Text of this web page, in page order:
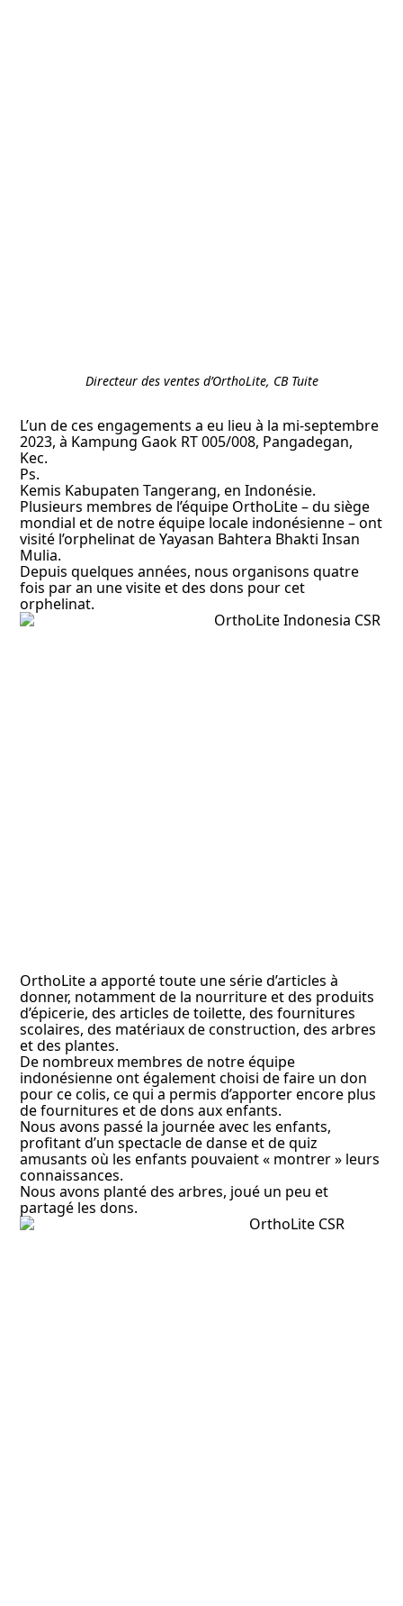
Directeur des ventes d’OrthoLite, CB Tuite
L’un de ces engagements a eu lieu à la mi-septembre
2023, à Kampung Gaok RT 005/008, Pangadegan,
Kec.
Ps.
Kemis Kabupaten Tangerang, en Indonésie.
Plusieurs membres de l’équipe OrthoLite – du siège
mondial et de notre équipe locale indonésienne – ont
visité l’orphelinat de Yayasan Bahtera Bhakti Insan
Mulia.
Depuis quelques années, nous organisons quatre
fois par an une visite et des dons pour cet
orphelinat.
OrthoLite a apporté toute une série d’articles à
donner, notamment de la nourriture et des produits
d’épicerie, des articles de toilette, des fournitures
scolaires, des matériaux de construction, des arbres
et des plantes.
De nombreux membres de notre équipe
indonésienne ont également choisi de faire un don
pour ce colis, ce qui a permis d’apporter encore plus
de fournitures et de dons aux enfants.
Nous avons passé la journée avec les enfants,
profitant d’un spectacle de danse et de quiz
amusants où les enfants pouvaient « montrer » leurs
connaissances.
Nous avons planté des arbres, joué un peu et
partagé les dons.